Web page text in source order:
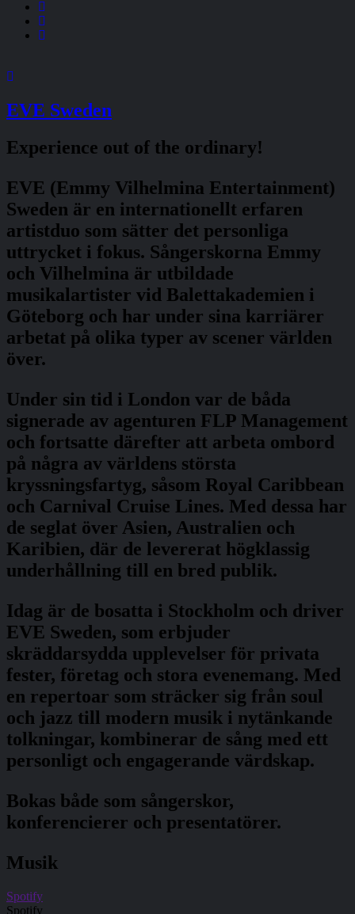
EVE Sweden
Experience out of the ordinary!
EVE (Emmy Vilhelmina Entertainment)
Sweden är en internationellt erfaren
artistduo som sätter det personliga
uttrycket i fokus. Sångerskorna Emmy
och Vilhelmina är utbildade
musikalartister vid Balettakademien i
Göteborg och har under sina karriärer
arbetat på olika typer av scener världen
över.
Under sin tid i London var de båda
signerade av agenturen FLP Management
och fortsatte därefter att arbeta ombord
på några av världens största
kryssningsfartyg, såsom Royal Caribbean
och Carnival Cruise Lines. Med dessa har
de seglat över Asien, Australien och
Karibien, där de levererat högklassig
underhållning till en bred publik.
Idag är de bosatta i Stockholm och driver
EVE Sweden, som erbjuder
skräddarsydda upplevelser för privata
fester, företag och stora evenemang. Med
en repertoar som sträcker sig från soul
och jazz till modern musik i nytänkande
tolkningar, kombinerar de sång med ett
personligt och engagerande värdskap.
Bokas både som sångerskor,
konferencierer och presentatörer.
Musik
Spotify
Spotify